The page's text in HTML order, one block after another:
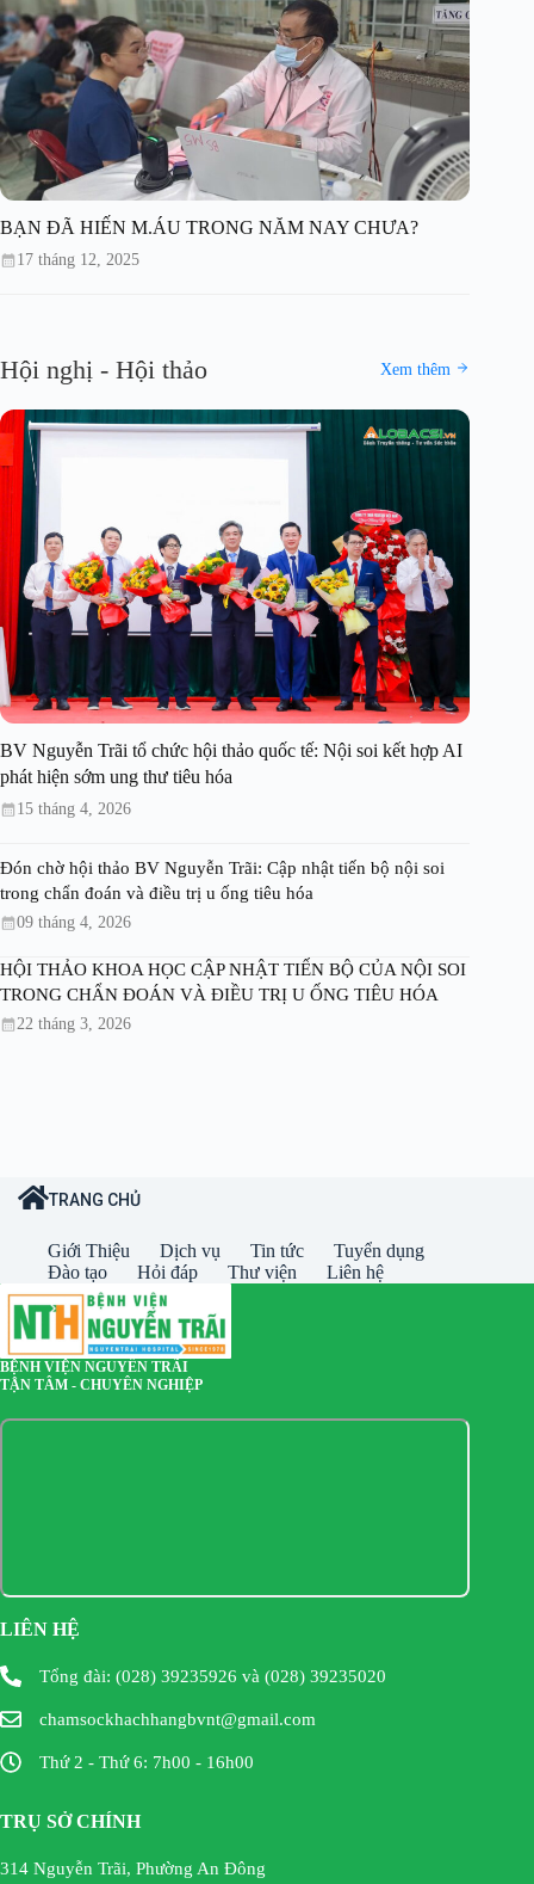
BẠN ĐÃ HIẾN M.ÁU TRONG NĂM NAY CHƯA?
17 tháng 12, 2025
Hội nghị - Hội thảo Xem thêm
BV Nguyễn Trãi tổ chức hội thảo quốc tế: Nội soi kết hợp AI
phát hiện sớm ung thư tiêu hóa
15 tháng 4, 2026
Đón chờ hội thảo BV Nguyễn Trãi: Cập nhật tiến bộ nội soi
trong chẩn đoán và điều trị u ống tiêu hóa
09 tháng 4, 2026
HỘI THẢO KHOA HỌC CẬP NHẬT TIẾN BỘ CỦA NỘI SOI
TRONG CHẨN ĐOÁN VÀ ĐIỀU TRỊ U ỐNG TIÊU HÓA
22 tháng 3, 2026
TRANG CHỦ
Giới Thiệu Dịch vụ Tin tức
Tuyển dụng
Đào tạo
Hỏi đáp Thư viện Liên hệ
BỆNH VIỆN NGUYỄN TRÃI
TẬN TÂM - CHUYÊN NGHIỆP
LIÊN HỆ
Tổng đài: (028) 39235926 và (028) 39235020
chamsockhachhangbvnt@gmail.com
Thứ 2 - Thứ 6: 7h00 - 16h00
TRỤ SỞ CHÍNH
314 Nguyễn Trãi, Phường An Đông